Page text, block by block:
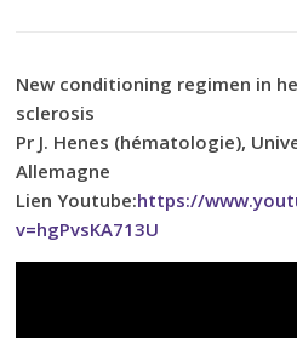
New conditioning regimen in
sclerosis
Pr J. Henes (hématologie),
Allemagne
Lien Youtube:https://
v=hgPvsKA713U